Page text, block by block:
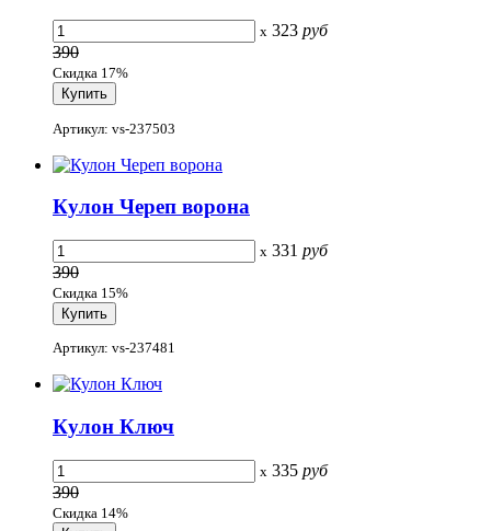
x 323 руб
390
Скидка 17%
Артикул: vs-237503
Кулон Череп ворона
x 331 руб
390
Скидка 15%
Артикул: vs-237481
Кулон Ключ
x 335 руб
390
Скидка 14%